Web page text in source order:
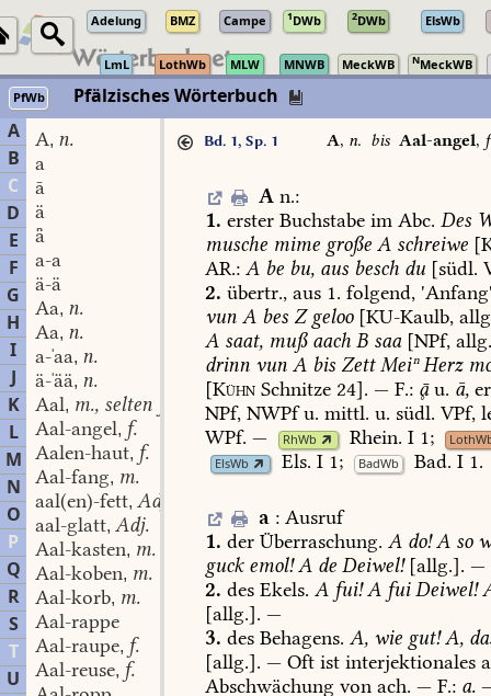
Adelung BMZ Campe 1DWb 2DWb ElsWb
LmL LothWb MLW MNWB MeckWB NMeckWB
PfWb
Pfälzisches Wörterbuch
A
B
C
D
E
F
G
H
I
J
K
L
M
N
O
P
Q
R
S
T
U
A, n.
a
ā
ä
ǟ
a-a
ä-ä
Aa, n.
Aa, n.
a-ˈaa, n.
ä-ˈää, n.
Aal, m., selten f.
Aal-angel, f.
Aalen-haut, f.
Aal-fang, m.
aal(en)-fett, Adj.
aal-glatt, Adj.
Aal-kasten, m.
Aal-koben, m.
Aal-korb, m.
Aal-rappe
Aal-raupe, f.
Aal-reuse, f.
Bd. 1, Sp. 1 A, n. bis Aal-angel,
A n.:
1. erster Buchstabe im Abc. Des
musche mime große A schreiwe
AR.: A be bu, aus besch du [südl.
2. übertr., aus 1. folgend,
vun A bes Zgeloo[KU-Kaulb,
A saat, mußaach B saa[NPf,
drinn vun A bis ZettMeiⁿHerz
[Kühn Schnitze 24]. — F.: u. ā,
NPf, NWPfu. mittl. u. südl. VPf,
WPf. — RhWb Rhein. I 1;
ElsWb
Els. I 1; BadWb Bad. I1.
a :Ausruf
1. der Überraschung. A do!A so
guckemol!A de Deiwel![allg.]. —
2. des Ekels. A fui!A fuiDeiwel!
[allg.]. —
3. des Behagens. A, wie gut!A,
[allg.]. — Oft ist interjektionales a
Abschwächung von ach. — F.: a.